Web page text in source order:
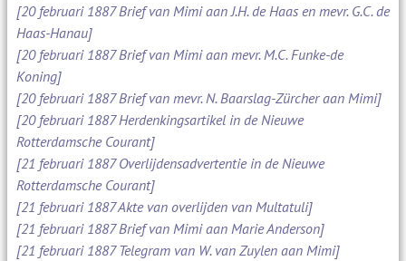
[20 februari 1887 Brief van Mimi aan J.H. de Haas en mevr. G.C. de
Haas-Hanau]
[20 februari 1887 Brief van Mimi aan mevr. M.C. Funke-de
Koning]
[20 februari 1887 Brief van mevr. N. Baarslag-Zürcher aan Mimi]
[20 februari 1887 Herdenkingsartikel in de Nieuwe
Rotterdamsche Courant]
[21 februari 1887 Overlijdensadvertentie in de Nieuwe
Rotterdamsche Courant]
[21 februari 1887 Akte van overlijden van Multatuli]
[21 februari 1887 Brief van Mimi aan Marie Anderson]
[21 februari 1887 Telegram van W. van Zuylen aan Mimi]